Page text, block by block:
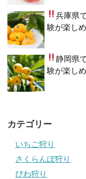
兵庫県
験が楽し
静岡県
験が楽し
カテゴリー
いちご狩り
さくらんぼ狩り
びわ狩り